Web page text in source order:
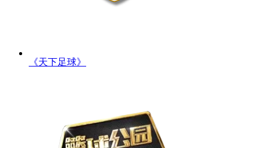
《天下足球》